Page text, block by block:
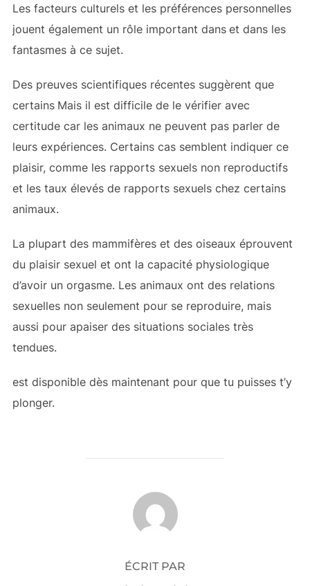
Les facteurs culturels et les préférences personnelles
jouent également un rôle important dans et dans les
fantasmes à ce sujet.
Des preuves scientifiques récentes suggèrent que
certains Mais il est difficile de le vérifier avec
certitude car les animaux ne peuvent pas parler de
leurs expériences. Certains cas semblent indiquer ce
plaisir, comme les rapports sexuels non reproductifs
et les taux élevés de rapports sexuels chez certains
animaux.
La plupart des mammifères et des oiseaux éprouvent
du plaisir sexuel et ont la capacité physiologique
d’avoir un orgasme. Les animaux ont des relations
sexuelles non seulement pour se reproduire, mais
aussi pour apaiser des situations sociales très
tendues.
est disponible dès maintenant pour que tu puisses t’y
plonger.
AUTEUR DE LA PUBLICATION
ÉCRIT PAR